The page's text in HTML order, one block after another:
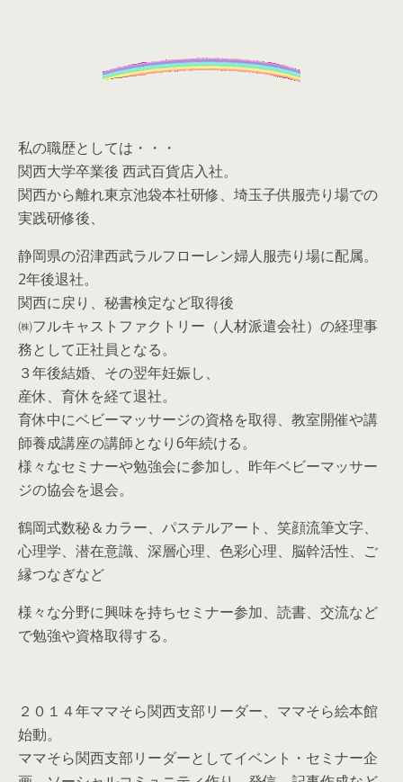
私の職歴としては・・・
関西大学卒業後 西武百貨店入社。
関西から離れ東京池袋本社研修、埼玉子供服売り場での
実践研修後、
静岡県の沼津西武ラルフローレン婦人服売り場に配属。
2年後退社。
関西に戻り、秘書検定など取得後
㈱フルキャストファクトリー（人材派遣会社）の経理事
務として正社員となる。
３年後結婚、その翌年妊娠し、
産休、育休を経て退社。
育休中にベビーマッサージの資格を取得、教室開催や講
師養成講座の講師となり6年続ける。
様々なセミナーや勉強会に参加し、昨年ベビーマッサー
ジの協会を退会。
鶴岡式数秘＆カラー、パステルアート、笑顔流筆文字、
心理学、潜在意識、深層心理、色彩心理、脳幹活性、ご
縁つなぎなど
様々な分野に興味を持ちセミナー参加、読書、交流など
で勉強や資格取得する。
２０１４年ママそら関西支部リーダー、ママそら絵本館
始動。
ママそら関西支部リーダーとしてイベント・セミナー企